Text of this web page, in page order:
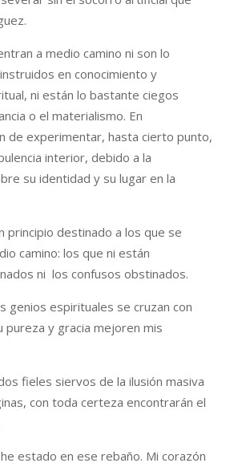
a medio camino ni son lo
en conocimiento y
ni están lo bastante ciegos
o el materialismo. En
de experimentar, hasta cierto punto,
interior, debido a la
su identidad y su lugar en la
principio destinado a los que se
camino: los que ni están
ni los confusos obstinados.
genios espirituales se cruzan con
pureza y gracia mejoren mis
fieles siervos de la ilusión masiva
con toda certeza encontrarán el
estado en ese rebaño. Mi corazón